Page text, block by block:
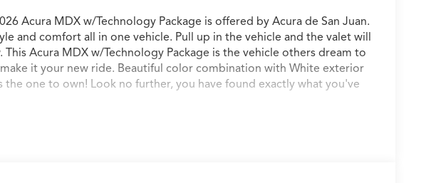
Acura MDX w/Technology Package is offered by Acura de San Juan.
and comfort all in one vehicle. Pull up in the vehicle and the valet will
Acura MDX w/Technology Package is the vehicle others dream to
it your new ride. Beautiful color combination with White exterior
the one to own! Look no further, you have found exactly what you've